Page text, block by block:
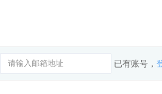
已有账号，